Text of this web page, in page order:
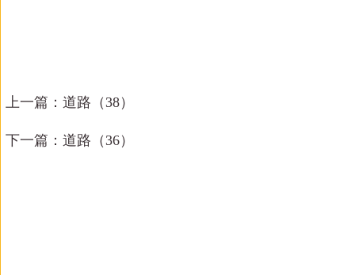
上一篇： 道路（38）
下一篇： 道路（36）